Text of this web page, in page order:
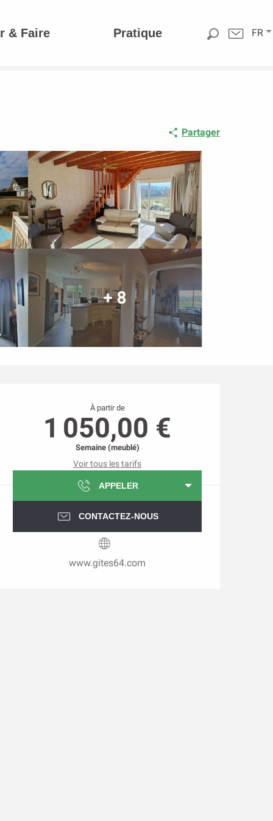
FR
& Faire Pratique
Partager
+ 8
À partir de
1 050,00 €
Semaine (meublé)
Voir tous les tarifs
APPELER
CONTACTEZ-NOUS
www.gites64.com